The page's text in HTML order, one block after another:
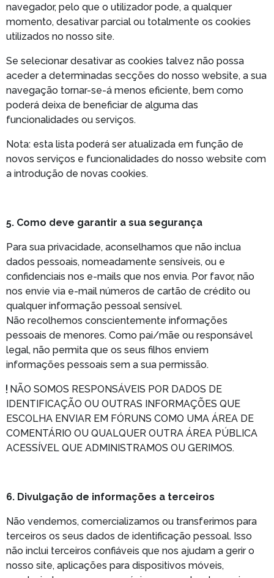
navegador, pelo que o utilizador pode, a qualquer
momento, desativar parcial ou totalmente os cookies
utilizados no nosso site.
Se selecionar desativar as cookies talvez não possa
aceder a determinadas secções do nosso website, a sua
navegação tornar-se-á menos eficiente, bem como
poderá deixa de beneficiar de alguma das
funcionalidades ou serviços.
Nota: esta lista poderá ser atualizada em função de
novos serviços e funcionalidades do nosso website com
a introdução de novas cookies.
5. Como deve garantir a sua segurança
Para sua privacidade, aconselhamos que não inclua
dados pessoais, nomeadamente sensíveis, ou e
confidenciais nos e-mails que nos envia. Por favor, não
nos envie via e-mail números de cartão de crédito ou
qualquer informação pessoal sensível.
Não recolhemos conscientemente informações
pessoais de menores. Como pai/mãe ou responsável
legal, não permita que os seus filhos enviem
informações pessoais sem a sua permissão.
NÃO SOMOS RESPONSÁVEIS POR DADOS DE
IDENTIFICAÇÃO OU OUTRAS INFORMAÇÕES QUE
ESCOLHA ENVIAR EM FÓRUNS COMO UMA ÁREA DE
COMENTÁRIO OU QUALQUER OUTRA ÁREA PÚBLICA
ACESSÍVEL QUE ADMINISTRAMOS OU GERIMOS.
6. Divulgação de informações a terceiros
Não vendemos, comercializamos ou transferimos para
terceiros os seus dados de identificação pessoal. Isso
não inclui terceiros confiáveis que nos ajudam a gerir o
nosso site, aplicações para dispositivos móveis,